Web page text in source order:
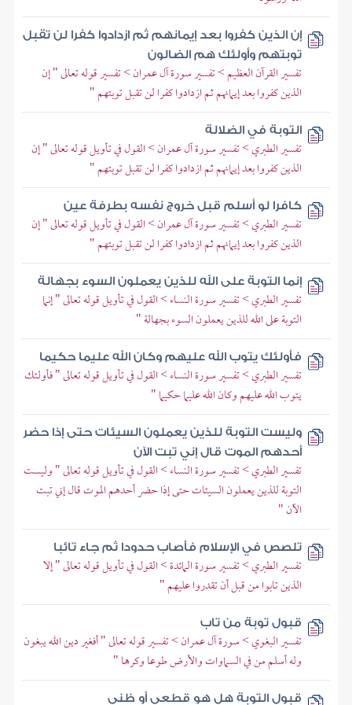
إن الذين كفروا بعد إيمانهم ثم ازدادوا كفرا لن تقبل
توبتهم وأولئك هم الضالون
تفسير القرآن العظيم > تفسير سورة آل عمران > تفسير قوله تعالى " إن
الذين كفروا بعد إيمانهم ثم ازدادوا كفرا لن تقبل توبتهم "
التوبة في الضلالة
تفسير الطبري > تفسير سورة آل عمران > القول في تأويل قوله تعالى " إن
الذين كفروا بعد إيمانهم ثم ازدادوا كفرا لن تقبل توبتهم "
كافرا لو أسلم قبل خروج نفسه بطرفة عين
تفسير الطبري > تفسير سورة آل عمران > القول في تأويل قوله تعالى " إن
الذين كفروا بعد إيمانهم ثم ازدادوا كفرا لن تقبل توبتهم "
إنما التوبة على الله للذين يعملون السوء بجهالة
تفسير الطبري > تفسير سورة النساء > القول في تأويل قوله تعالى " إنما
التوبة على الله للذين يعملون السوء بجهالة "
فأولئك يتوب الله عليهم وكان الله عليما حكيما
تفسير الطبري > تفسير سورة النساء > القول في تأويل قوله تعالى " فأولئك
يتوب الله عليهم وكان الله عليما حكيما "
وليست التوبة للذين يعملون السيئات حتى إذا حضر
أحدهم الموت قال إني تبت الآن
تفسير الطبري > تفسير سورة النساء > القول في تأويل قوله تعالى " وليست
التوبة للذين يعملون السيئات حتى إذا حضر أحدهم الموت قال إني تبت
الآن "
تلصص في الإسلام فأصاب حدودا ثم جاء تائبا
تفسير الطبري > تفسير سورة المائدة > القول في تأويل قوله تعالى " إلا
الذين تابوا من قبل أن تقدروا عليهم "
قبول توبة من تاب
تفسير البغوي > سورة آل عمران > تفسير قوله تعالى " أفغير دين الله يبغون
وله أسلم من في السماوات والأرض طوعا وكرها "
قبول التوبة هل هو قطعي أو ظني